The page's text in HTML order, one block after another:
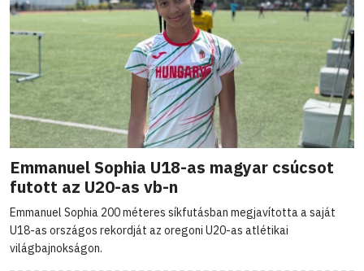
Emmanuel Sophia U18-as magyar csúcsot
futott az U20-as vb-n
Emmanuel Sophia 200 méteres síkfutásban megjavította a saját
U18-as országos rekordját az oregoni U20-as atlétikai
világbajnokságon.